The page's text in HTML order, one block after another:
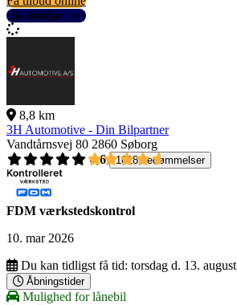
Se detaljer
8,8 km
3H Automotive - Din Bilpartner
Vandtårnsvej 80 2860 Søborg
4,6
1618 bedømmelser
FDM værkstedskontrol
10. mar 2026
Du kan tidligst få tid: torsdag d. 13. august
Åbningstider
Mulighed for lånebil